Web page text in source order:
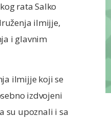
rata Salko
ilmijje,
i glavnim
ilmijje koji se
izdvojeni
su upoznali i sa